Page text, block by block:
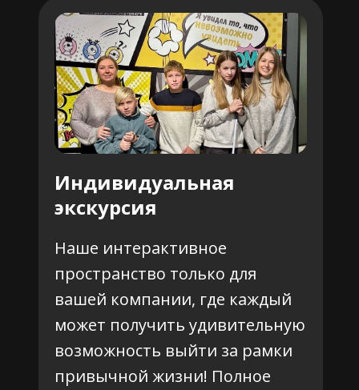
Индивидуальная
экскурсия
Наше интерактивное
пространство только для
вашей компании, где каждый
может получить удивительную
возможность выйти за рамки
привычной жизни! Полное